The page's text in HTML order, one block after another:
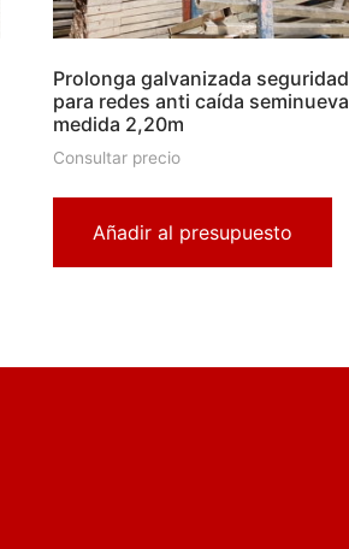
Prolonga galvanizada seguridad
para redes anti caída seminueva
medida 2,20m
Consultar precio
Añadir al presupuesto